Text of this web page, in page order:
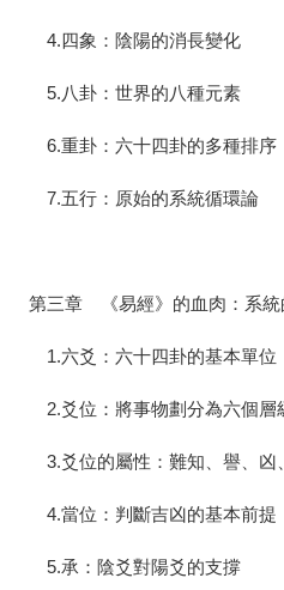
4.四象：陰陽的消長變化
5.八卦：世界的八種元素
6.重卦：六十四卦的多種排序
7.五行：原始的系統循環論
第三章 《易經》的血肉：系統
1.六爻：六十四卦的基本單位
2.爻位：將事物劃分為六個層
3.爻位的屬性：難知、譽、凶
4.當位：判斷吉凶的基本前提
5.承：陰爻對陽爻的支撐